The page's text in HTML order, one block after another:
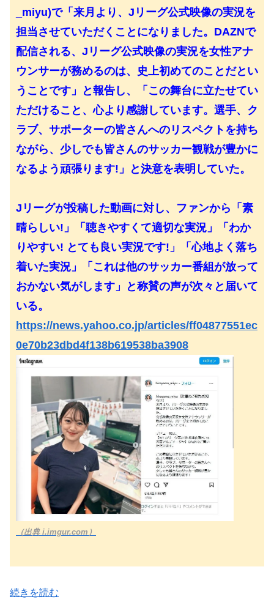
_miyu)で「来月より、Jリーグ公式映像の実況を
担当させていただくことになりました。DAZNで
配信される、Jリーグ公式映像の実況を女性アナ
ウンサーが務めるのは、史上初めてのことだとい
うことです」と報告し、「この舞台に立たせてい
ただけること、心より感謝しています。選手、ク
ラブ、サポーターの皆さんへのリスペクトを持ち
ながら、少しでも皆さんのサッカー観戦が豊かに
なるよう頑張ります!」と決意を表明していた。
Jリーグが投稿した動画に対し、ファンから「素
晴らしい!」「聴きやすくて適切な実況」「わか
りやすい! とても良い実況です!」「心地よく落ち
着いた実況」「これは他のサッカー番組が放って
おかない気がします」と称賛の声が次々と届いて
いる。
https://news.yahoo.co.jp/articles/ff04877551ec
0e70b23dbd4f138b619538ba3908
（出典 i.imgur.com）
続きを読む